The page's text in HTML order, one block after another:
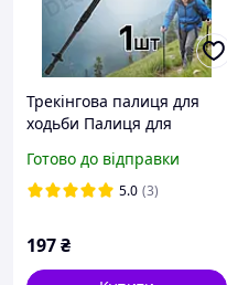
Трекінгова палиця для
ходьби Палиця для
трекінгу скандинавської
ходьби Profi MS 2019-1
Готово до відправки
5.0 (3)
197₴